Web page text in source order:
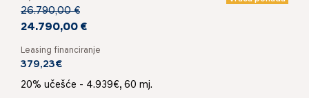
26.790,00 €
24.790,00 €
Leasing financiranje
379,23€
20% učešće - 4.939€, 60 mj.